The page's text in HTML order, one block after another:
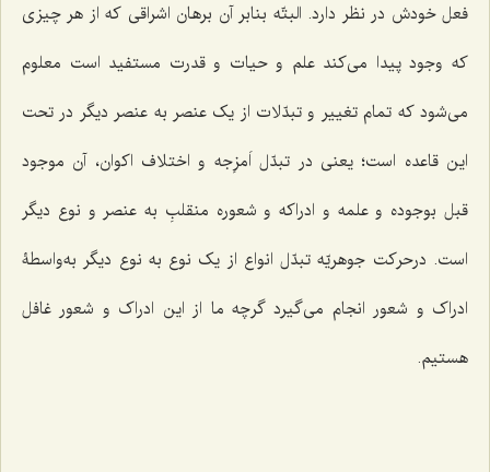
فعل خودش در نظر دارد. البتّه بنابر آن برهان اشراقى که از هر چیزی
که وجود پیدا مى‌کند علم و حیات و قدرت مستفید است معلوم
می‌شود که تمام تغییر و تبدّلات از یک عنصر به عنصر دیگر در تحت
این قاعده است؛ یعنى در تبدّل اَمزِجه و اختلاف اکوان، آن موجود
قبل بوجوده و علمه و ادراکه و شعوره منقلبِ به عنصر و نوع دیگر
است. درحرکت جوهریّه تبدّل انواع از یک نوع به نوع دیگر به‌واسطۀ
ادراک و شعور انجام مى‌گیرد گرچه ما از این ادراک و شعور غافل
هستیم.